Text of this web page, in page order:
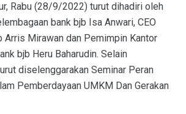
Rabu (28/9/2022) turut dihadiri oleh
bank bjb Isa Anwari, CEO
Arris Mirawan dan Pemimpin Kantor
bjb Heru Baharudin. Selain
diselenggarakan Seminar Peran
Pemberdayaan UMKM Dan Gerakan